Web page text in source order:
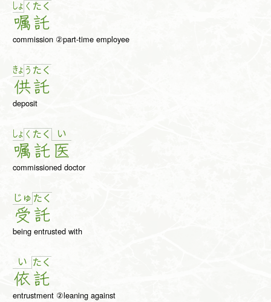
しょ く
嘱
た く
託
commission ②part-time employee
きょ う
供
た く
託
deposit
しょ く
嘱
た く
託
い
医
commissioned doctor
じゅ
受
た く
託
being entrusted with
い
依
た く
託
entrustment ②leaning against